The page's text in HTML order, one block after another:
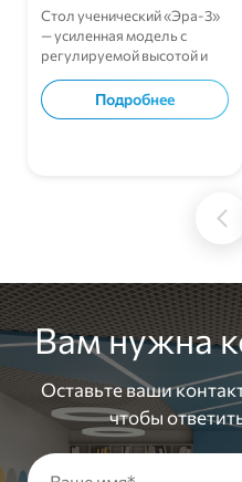
Стол ученический «Эра-3»
— усиленная модель с
регулируемой высотой и
учебных классов.
Подробнее
Вам нужна
Оставьте ваши
чтобы